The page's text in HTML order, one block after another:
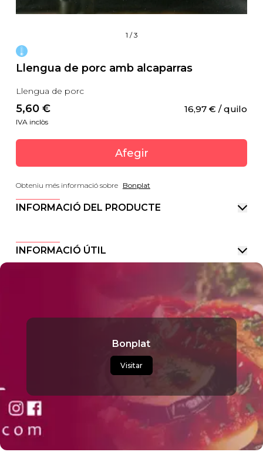
1 /3
Llengua de porc amb alcaparras
Llengua de porc
5,60 € 16,97 € / quilo
IVA inclòs
Afegir
Obteniu més informació sobre Bonplat
INFORMACIÓ DEL PRODUCTE
INFORMACIÓ ÚTIL
Bonplat
Visitar